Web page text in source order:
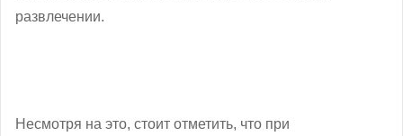
развлечении.
Несмотря на это, стоит отметить, что при